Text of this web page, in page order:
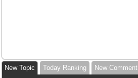
New Topic Today Ranking New Comment